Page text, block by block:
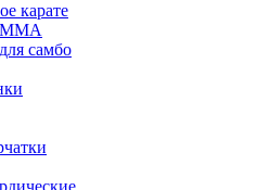
карате
самбо